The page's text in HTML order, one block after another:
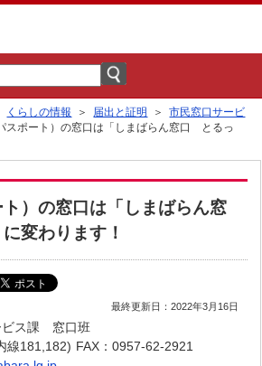
くらしの情報 ＞ 届出と証明 ＞市民窓口サービ
スポート）の窓口は「しまばらん窓口 とるっ
）の窓口は「しまばらん窓
変わります！
最終更新日：2022年3月16日
ス課 窓口班
線181,182) FAX：0957-62-2921